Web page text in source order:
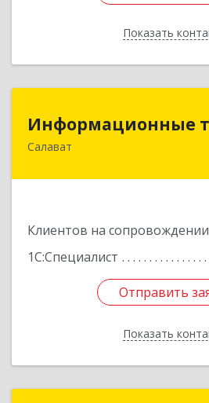
ПоказатьНазад
Информационные
Салават
Клиентов на сопровождении
1С:Специалист
Отправить
Показать
Информационные
Отправить
Назад